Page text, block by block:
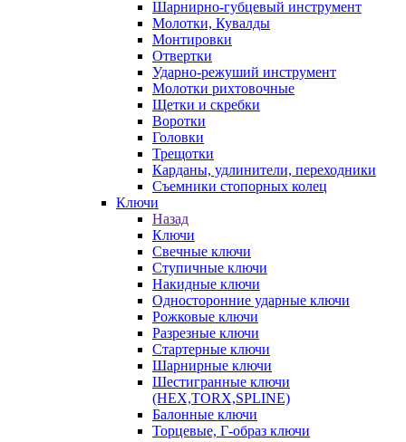
Шарнирно-губцевый инструмент
Молотки, Кувалды
Монтировки
Отвертки
Ударно-режуший инструмент
Молотки рихтовочные
Щетки и скребки
Воротки
Головки
Трещотки
Карданы, удлинители, переходники
Съемники стопорных колец
Ключи
Назад
Ключи
Свечные ключи
Ступичные ключи
Накидные ключи
Односторонние ударные ключи
Рожковые ключи
Разрезные ключи
Стартерные ключи
Шарнирные ключи
Шестигранные ключи
(HEX,TORX,SPLINE)
Балонные ключи
Торцевые, Г-образ ключи